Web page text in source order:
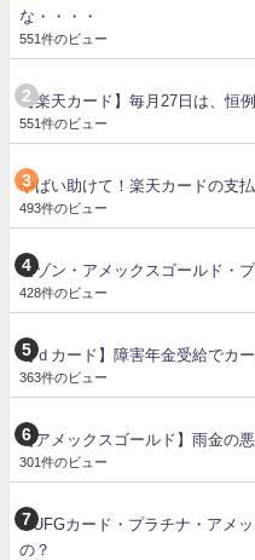
な・・・・
551件のビュー
【楽天カード】毎月27日は、恒
551件のビュー
やばい助けて！楽天カードの支
493件のビュー
セゾン・アメックスゴールド・
428件のビュー
【ｄカード】障害年金受給でカ
363件のビュー
【アメックスゴールド】雨金の
301件のビュー
MUFGカード・プラチナ・アメ
の？